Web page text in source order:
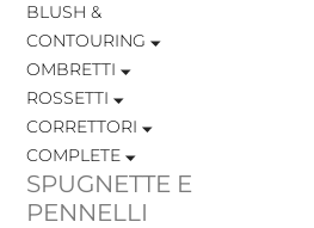
BLUSH &
CONTOURING
OMBRETTI
ROSSETTI
CORRETTORI
COMPLETE
SPUGNETTE E
PENNELLI